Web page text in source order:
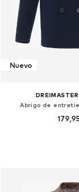
Nuevo
Abrigo de